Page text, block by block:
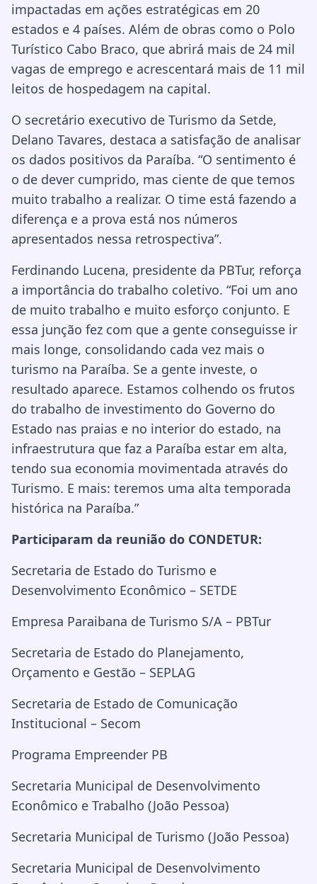
impactadas em ações estratégicas em 20
estados e 4 países. Além de obras como o Polo
Turístico Cabo Braco, que abrirá mais de 24 mil
vagas de emprego e acrescentará mais de 11 mil
leitos de hospedagem na capital.
O secretário executivo de Turismo da Setde,
Delano Tavares, destaca a satisfação de analisar
os dados positivos da Paraíba. “O sentimento é
o de dever cumprido, mas ciente de que temos
muito trabalho a realizar. O time está fazendo a
diferença e a prova está nos números
apresentados nessa retrospectiva”.
Ferdinando Lucena, presidente da PBTur, reforça
a importância do trabalho coletivo. “Foi um ano
de muito trabalho e muito esforço conjunto. E
essa junção fez com que a gente conseguisse ir
mais longe, consolidando cada vez mais o
turismo na Paraíba. Se a gente investe, o
resultado aparece. Estamos colhendo os frutos
do trabalho de investimento do Governo do
Estado nas praias e no interior do estado, na
infraestrutura que faz a Paraíba estar em alta,
tendo sua economia movimentada através do
Turismo. E mais: teremos uma alta temporada
histórica na Paraíba.”
Participaram da reunião do CONDETUR:
Secretaria de Estado do Turismo e
Desenvolvimento Econômico – SETDE
Empresa Paraibana de Turismo S/A – PBTur
Secretaria de Estado do Planejamento,
Orçamento e Gestão – SEPLAG
Secretaria de Estado de Comunicação
Institucional – Secom
Programa Empreender PB
Secretaria Municipal de Desenvolvimento
Econômico e Trabalho (João Pessoa)
Secretaria Municipal de Turismo (João Pessoa)
Secretaria Municipal de Desenvolvimento